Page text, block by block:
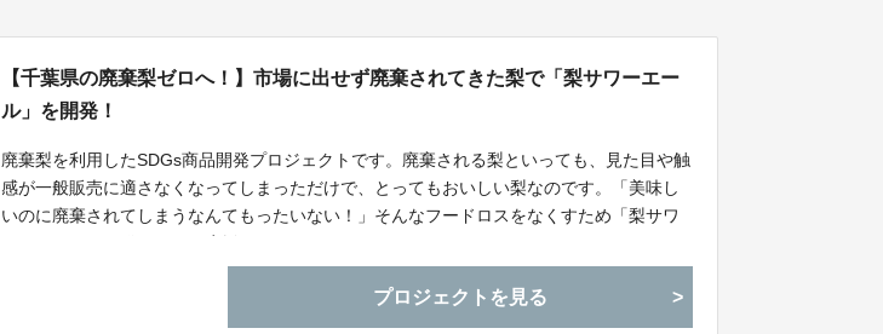
【千葉県の廃棄梨ゼロへ！】市場に出せず廃棄されてきた梨で「梨サワーエー
ル」を開発！
廃棄梨を利用したSDGs商品開発プロジェクトです。廃棄される梨といっても、見た目や触
感が一般販売に適さなくなってしまっただけで、とってもおいしい梨なのです。「美味し
いのに廃棄されてしまうなんてもったいない！」そんなフードロスをなくすため「梨サワ
プロジェクトを見る